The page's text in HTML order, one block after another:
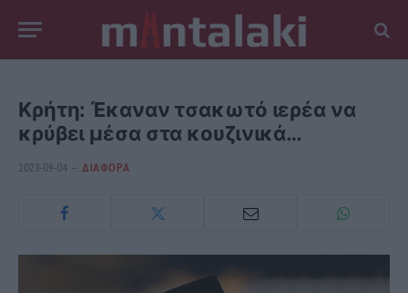
Κρήτη: Έκαναν τσακωτό ιερέα να
κρύβει μέσα στα κουζινικά…
2023-09-04 ΔΙΆΦΟΡΑ